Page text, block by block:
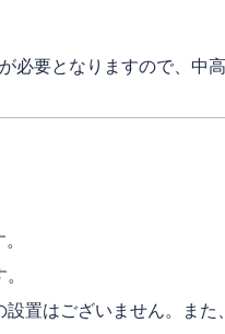
必要となりますので、中
置はございません。ま